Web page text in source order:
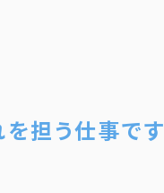
担う仕事です